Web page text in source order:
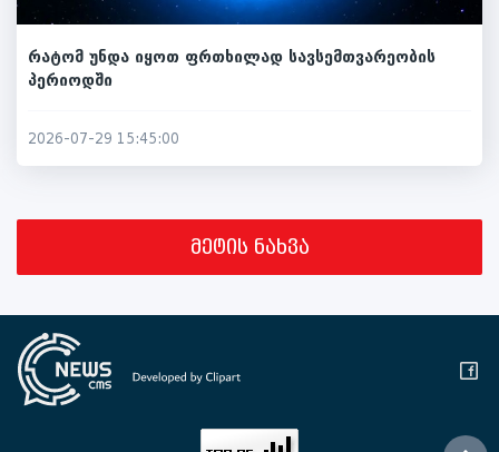
რატომ უნდა იყოთ ფრთხილად სავსემთვარეობის
პერიოდში
2026-07-29 15:45:00
მეტის ნახვა